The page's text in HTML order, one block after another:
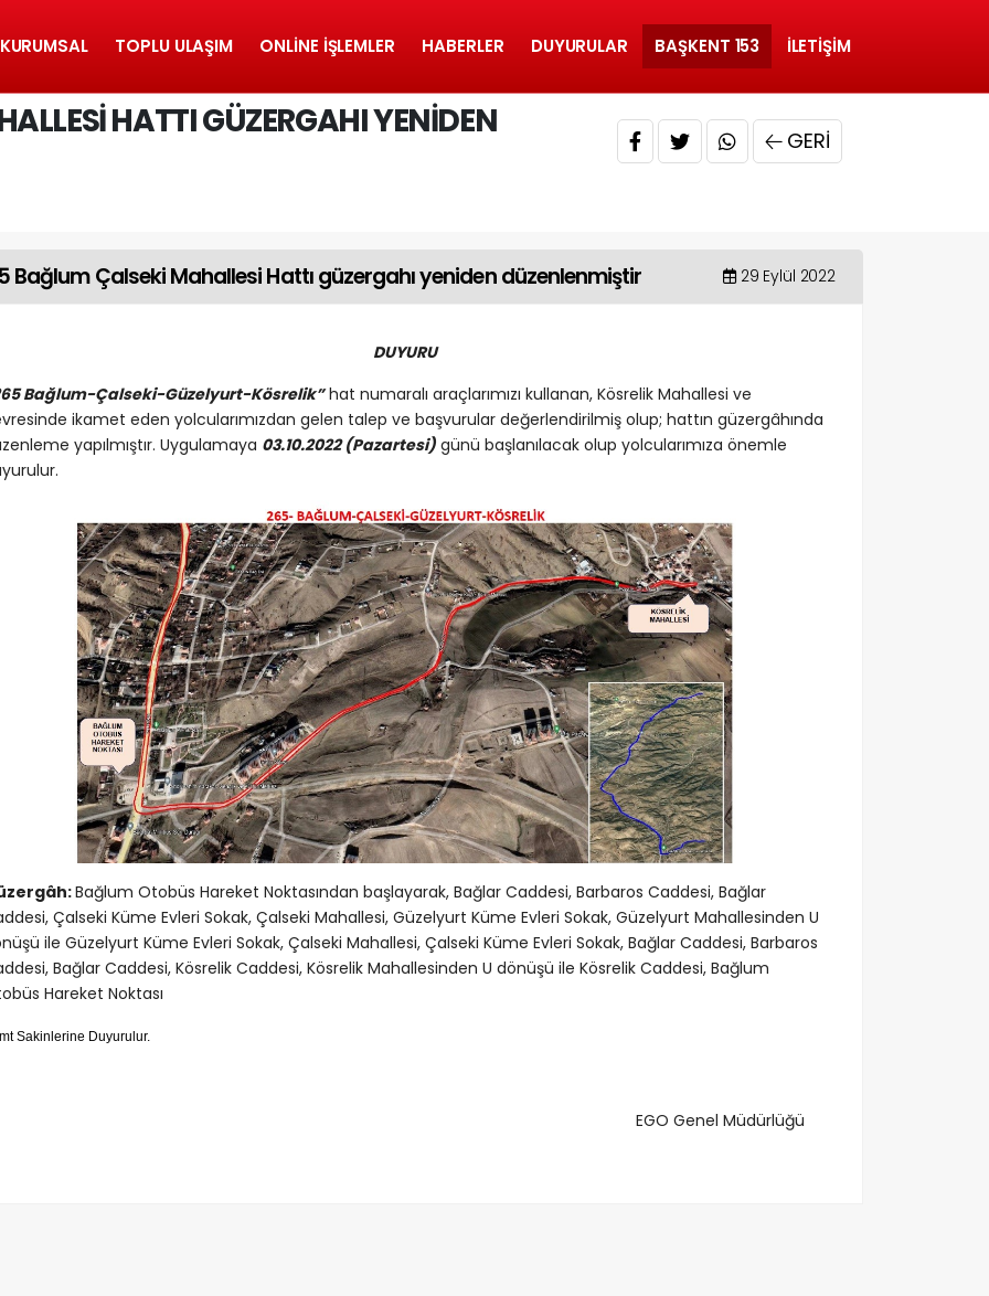
KURUMSAL TOPLU ULAŞIM ONLINE İŞLEMLER HABERLER DUYURULAR BAŞKENT 153 İLETIŞIM
HATTI GÜZERGAHI YENIDEN
GERI
Bağlum Çalseki Mahallesi Hattı güzergahı yeniden düzenlenmiştir 29 Eylül 2022
DUYURU
Bağlum-Çalseki-Güzelyurt-Kösrelik”hat numaralı araçlarımızı kullanan, Kösrelik Mahallesi ve
ikamet eden yolcularımızdan gelen talep ve başvurular değerlendirilmiş olup; hattın güzergâhında
yapılmıştır. Uygulamaya 03.10.2022 (Pazartesi) günü başlanılacak olup yolcularımıza önemle
Bağlum Otobüs Hareket Noktasından başlayarak, Bağlar Caddesi, Barbaros Caddesi, Bağlar
Çalseki Küme Evleri Sokak, Çalseki Mahallesi, Güzelyurt Küme Evleri Sokak, Güzelyurt Mahallesinden U
ile Güzelyurt Küme Evleri Sokak, Çalseki Mahallesi, Çalseki Küme Evleri Sokak, Bağlar Caddesi, Barbaros
Bağlar Caddesi, Kösrelik Caddesi, Kösrelik Mahallesinden U dönüşü ile Kösrelik Caddesi, Bağlum
Hareket Noktası
Sakinlerine Duyurulur.
EGO Genel Müdürlüğü